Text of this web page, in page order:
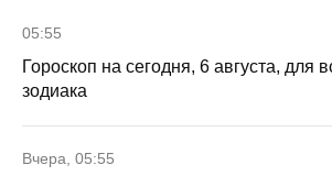
05:55
Гороскоп на сегодня, 6 августа, для
зодиака
Вчера, 05:55